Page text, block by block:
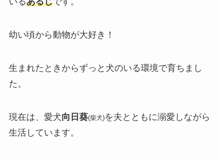
幼い頃から動物が大好き！
生まれたときからずっと犬のいる環境で育ちまし
た。
現在は、愛犬向日葵(柴犬)を夫とともに溺愛しながら
生活しています。